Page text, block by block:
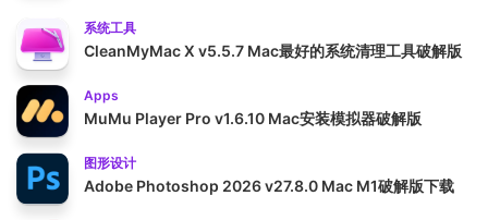
系统工具
CleanMyMac X v5.5.7 Mac最好的系统清理工具破解版
Apps
MuMu Player Pro v1.6.10 Mac安装模拟器破解版
图形设计
Adobe Photoshop 2026 v27.8.0 Mac M1破解版下载